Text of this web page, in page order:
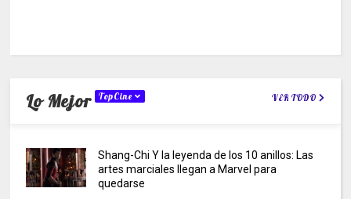
Lo Mejor TopCine VER TODO
Shang-Chi Y la leyenda de los 10 anillos: Las
artes marciales llegan a Marvel para
quedarse